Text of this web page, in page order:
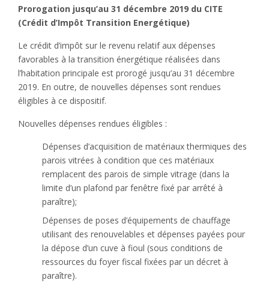
Prorogation jusqu’au 31 décembre 2019 du CITE
(Crédit d’Impôt Transition Energétique)
Le crédit d’impôt sur le revenu relatif aux dépenses
favorables à la transition énergétique réalisées dans
l’habitation principale est prorogé jusqu’au 31 décembre
2019. En outre, de nouvelles dépenses sont rendues
éligibles à ce dispositif.
Nouvelles dépenses rendues éligibles :
Dépenses d’acquisition de matériaux thermiques des
parois vitrées à condition que ces matériaux
remplacent des parois de simple vitrage (dans la
limite d’un plafond par fenêtre fixé par arrêté à
paraître);
Dépenses de poses d’équipements de chauffage
utilisant des renouvelables et dépenses payées pour
la dépose d’un cuve à fioul (sous conditions de
ressources du foyer fiscal fixées par un décret à
paraître).